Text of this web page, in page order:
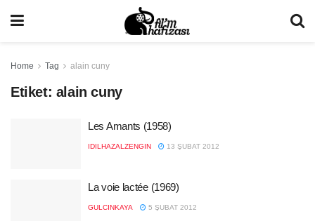
Home Tag alain cuny
Etiket: alain cuny
Les Amants (1958)
IDILHAZALZENGIN 13 ŞUBAT 2012
La voie lactée (1969)
GULCINKAYA 5 ŞUBAT 2012